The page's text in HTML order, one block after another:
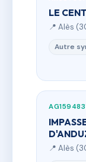
LE
📍 Alès
Autre
📍 Alès